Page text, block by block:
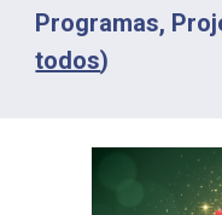
Programas,
todos)